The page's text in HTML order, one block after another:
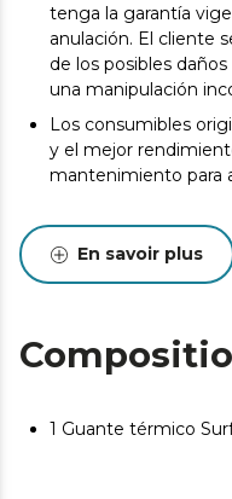
tenga la garantía
anulación. El cliente
de los posibles
una manipulación
Los consumibles
y el mejor
mantenimiento para
En savoir plus
1 Guante térmico